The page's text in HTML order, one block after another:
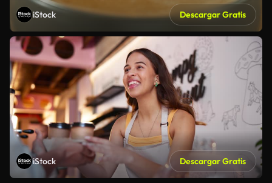
iStock Descargar Gratis
iStock Descargar Gratis